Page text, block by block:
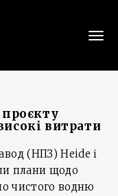
проєкту
витрати
(НПЗ) Heide і
плани щодо
чистого водню